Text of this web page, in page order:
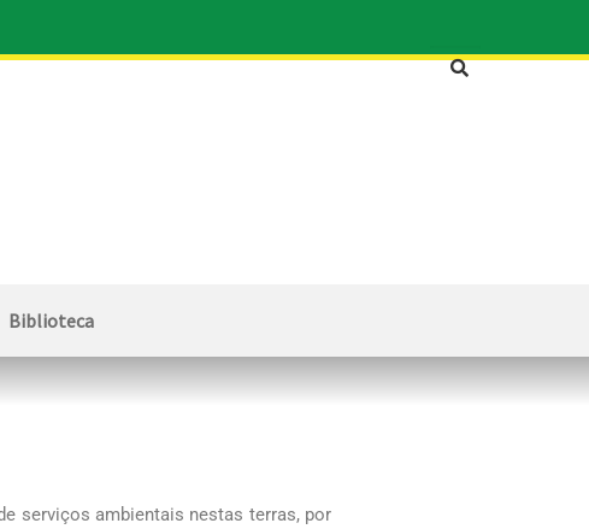
Biblioteca
serviços ambientais nestas terras, por